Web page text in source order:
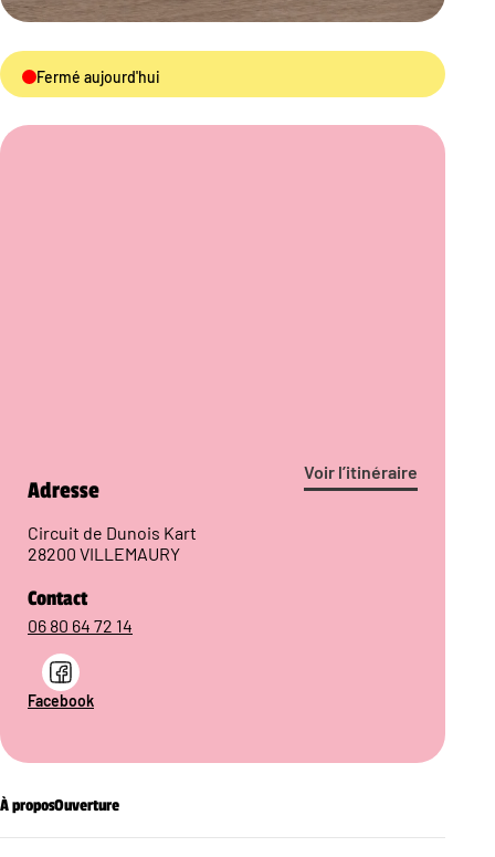
Fermé aujourd'hui
Voir l’itinéraire
Adresse
Circuit de Dunois Kart
28200 VILLEMAURY
Contact
06 80 64 72 14
Facebook
À proposOuverture